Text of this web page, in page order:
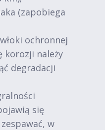
(zapobiega
ochronnej
korozji należy
degradacji
się
w